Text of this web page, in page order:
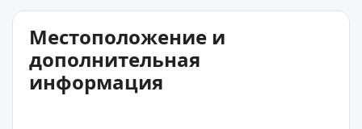
Местоположение и
дополнительная
информация